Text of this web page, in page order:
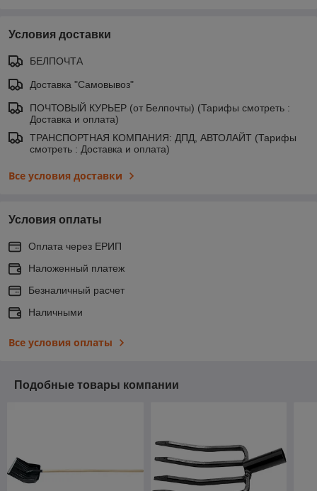
Условия доставки
БЕЛПОЧТА
Доставка "Самовывоз"
ПОЧТОВЫЙ КУРЬЕР (от Белпочты) (Тарифы смотреть :
Доставка и оплата)
ТРАНСПОРТНАЯ КОМПАНИЯ: ДПД, АВТОЛАЙТ (Тарифы
смотреть : Доставка и оплата)
Все условия доставки
Условия оплаты
Оплата через ЕРИП
Наложенный платеж
Безналичный расчет
Наличными
Все условия оплаты
Подобные товары компании